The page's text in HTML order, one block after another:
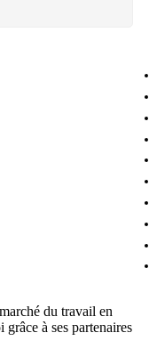
du travail en
à ses partenaires